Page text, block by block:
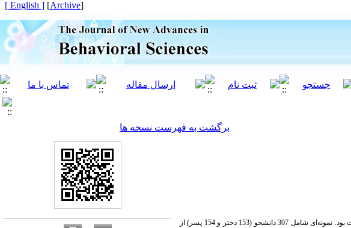
[
Archive
]
[ English ]
برگشت به فهرست نسخه ها
هدف پژوهش حاضر بررسی رابطه بین سیستم‌های مغزی- رفتاری و الگوهای سرشت و منش با اضطراب حالت- صفت بود. نمونه‌ای شامل 307 دانشجو (153 دختر و 154 پسر) از